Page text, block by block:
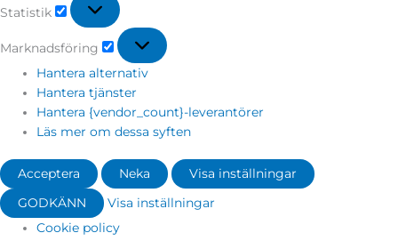
Statistik
Marknadsföring
Hantera alternativ
Hantera tjänster
Hantera {vendor_count}-leverantörer
Läs mer om dessa syften
Acceptera Neka Visa inställningar
GODKÄNN
Visa inställningar
Cookie policy